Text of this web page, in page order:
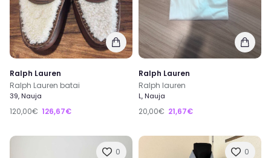
Ralph Lauren
Ralph Lauren batai
39, Nauja
120,00€ 126,67€
Ralph Lauren
Ralph lauren
L, Nauja
20,00€ 21,67€
0 0